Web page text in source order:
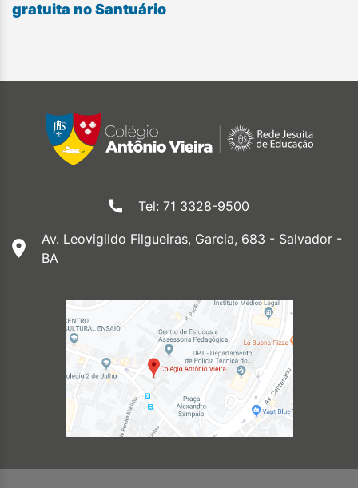
gratuita no Santuário
Tel: 71 3328-9500
Av. Leovigildo Filgueiras, Garcia, 683 - Salvador -
BA